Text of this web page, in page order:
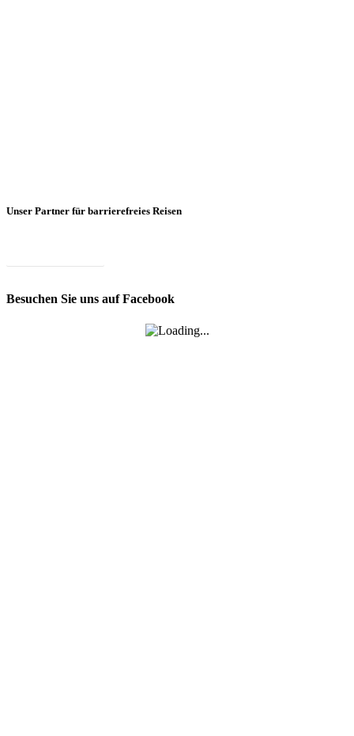
Unser Partner für barrierefreies Reisen
Besuchen Sie uns auf Facebook